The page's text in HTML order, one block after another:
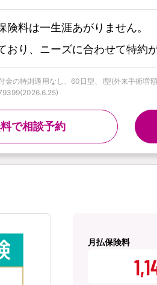
料は一生涯あがりません。
り、ニーズに合わせて特約が
金の特則適用なし、60日型、I型(外来手術
で相談予約
月払保険料